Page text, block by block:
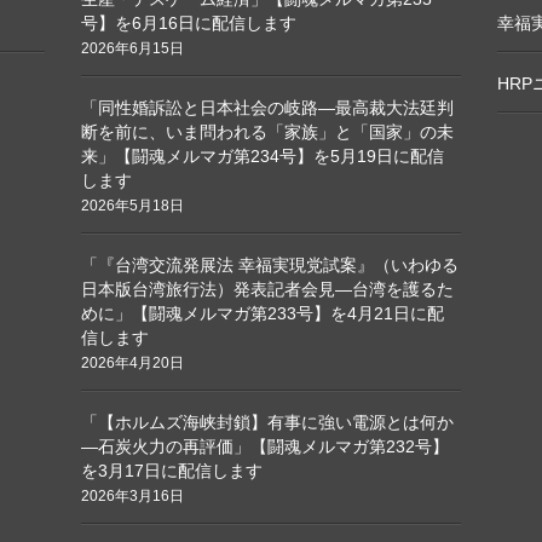
号】を6月16日に配信します
2026年6月15日
「同性婚訴訟と日本社会の岐路―最高裁大法廷判
断を前に、いま問われる「家族」と「国家」の未
来」【闘魂メルマガ第234号】を5月19日に配信
します
2026年5月18日
「『台湾交流発展法 幸福実現党試案』（いわゆる
日本版台湾旅行法）発表記者会見―台湾を護るた
めに」【闘魂メルマガ第233号】を4月21日に配
信します
2026年4月20日
「【ホルムズ海峡封鎖】有事に強い電源とは何か
―石炭火力の再評価」【闘魂メルマガ第232号】
を3月17日に配信します
2026年3月16日
幸福
HRP